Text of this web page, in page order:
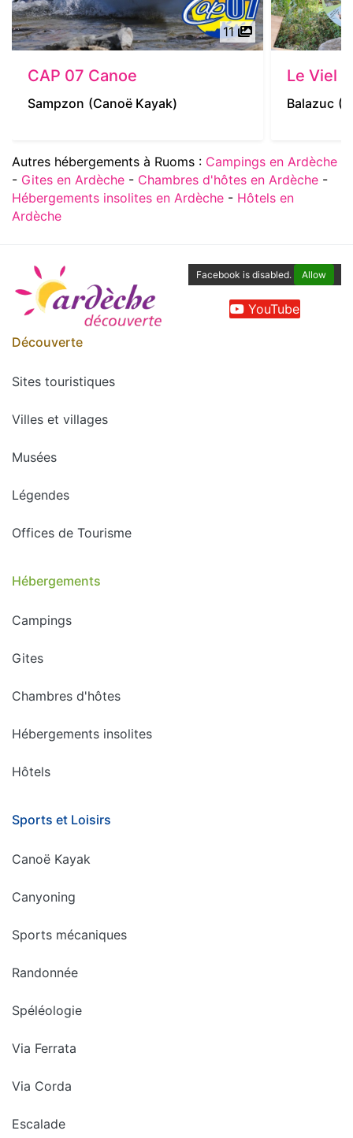
11
CAP 07 Canoe
Sampzon (Canoë Kayak)
Le Viel
Balazuc
Autres hébergements à Ruoms : Campings en Ardèche
- Gites en Ardèche - Chambres d'hôtes en Ardèche -
Hébergements insolites en Ardèche - Hôtels en
Ardèche
Facebook is disabled. Allow
YouTube
Découverte
Sites touristiques
Villes et villages
Musées
Légendes
Offices de Tourisme
Hébergements
Campings
Gites
Chambres d'hôtes
Hébergements insolites
Hôtels
Sports et Loisirs
Canoë Kayak
Canyoning
Sports mécaniques
Randonnée
Spéléologie
Via Ferrata
Via Corda
Escalade